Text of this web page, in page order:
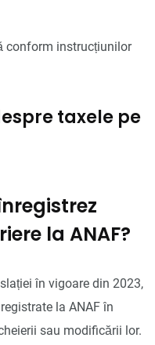
conform instrucțiunilor
taxele pe
la ANAF?
în vigoare din 2023,
la ANAF în
sau modificării lor.